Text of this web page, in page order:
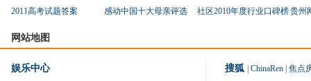
2011高考试题答案
感动中国十大母亲评选 社区2010年度行业口碑榜贵州
网站地图
娱乐中心 搜狐 ChinaRen 焦点